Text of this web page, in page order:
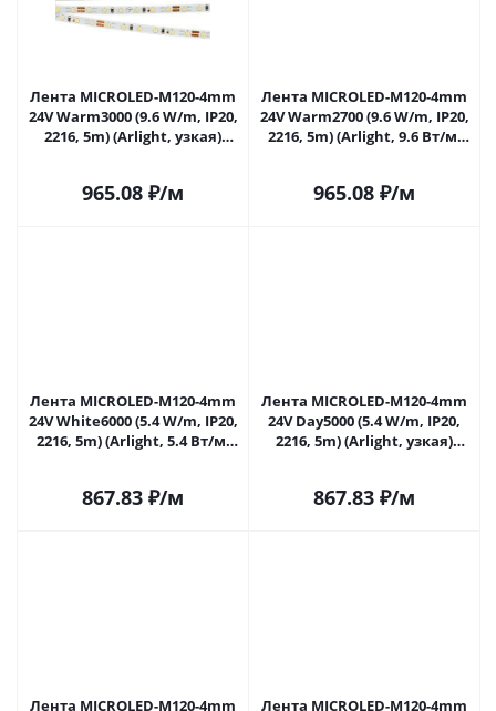
Лента MICROLED-M120-4mm
24V Warm3000 (9.6 W/m, IP20,
2216, 5m) (Arlight, узкая)
965.08 ₽/м
Лента MICROLED-M120-4mm
24V Warm2700 (9.6 W/m, IP20,
2216, 5m) (Arlight, 9.6 Вт/м,
965.08 ₽/м
Лента MICROLED-M120-4mm
24V White6000 (5.4 W/m, IP20,
2216, 5m) (Arlight, 5.4 Вт/м,
867.83 ₽/м
Лента MICROLED-M120-4mm
24V Day5000 (5.4 W/m, IP20,
2216, 5m) (Arlight, узкая)
867.83 ₽/м
Лента MICROLED-M120-4mm Лента MICROLED-M120-4mm